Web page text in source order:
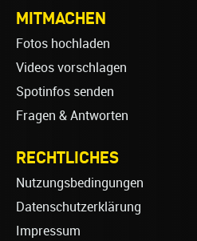
MITMACHEN
Fotos hochladen
Videos vorschlagen
Spotinfos senden
Fragen & Antworten
RECHTLICHES
Nutzungsbedingungen
Datenschutzerklärung
Impressum